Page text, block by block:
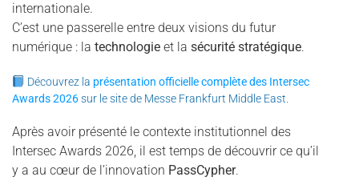
internationale.
C’est une passerelle entre deux visions du futur
numérique : la technologie et la sécurité stratégique.
Découvrez la présentation officielle complète des Intersec
Awards 2026sur le site de Messe Frankfurt Middle East.
Après avoir présenté le contexte institutionnel des
Intersec Awards 2026, il est temps de découvrir ce qu’il
y a au cœur de l’innovation PassCypher.